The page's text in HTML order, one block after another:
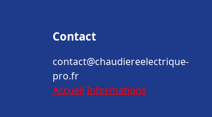
Contact
contact@chaudiereelectrique-
pro.fr
Accueil Informations